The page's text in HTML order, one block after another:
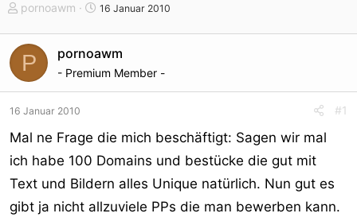
T
m
e
n
a
r
e
r
pornoawm
S
r
t
d
u
m
16 Januar 2010
P pornoawm
- Premium Member -
16 Januar 2010 #1
Mal ne Frage die mich beschäftigt: Sagen wir mal
ich habe 100 Domains und bestücke die gut mit
Text und Bildern alles Unique natürlich. Nun gut es
gibt ja nicht allzuviele PPs die man bewerben kann.